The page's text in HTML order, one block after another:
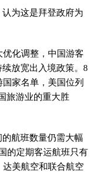
为这是拜登政府为
化调整，中国游客
放宽出入境政策。8
家名单，美国位列
旅游业的重大胜
航班数量仍需大幅
的定期客运航班只有
美航空和联合航空